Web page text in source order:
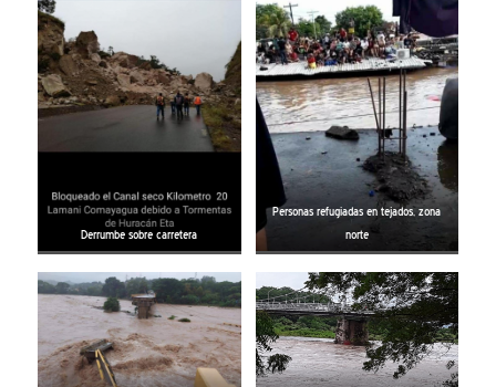
Derrumbe sobre carretera
Personas refugiadas en tejados, zona
norte